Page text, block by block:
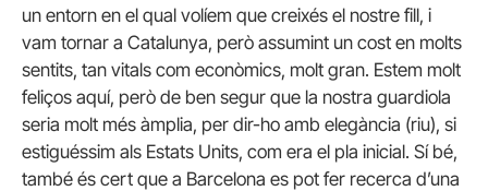
un entorn en el qual volíem que creixés el nostre fill, i
vam tornar a Catalunya, però assumint un cost en molts
sentits, tan vitals com econòmics, molt gran. Estem molt
feliços aquí, però de ben segur que la nostra guardiola
seria molt més àmplia, per dir-ho amb elegància (riu), si
estiguéssim als Estats Units, com era el pla inicial. Sí bé,
també és cert que a Barcelona es pot fer recerca d’una